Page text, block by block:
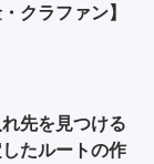
クラファン】
先を見つける
たルートの作